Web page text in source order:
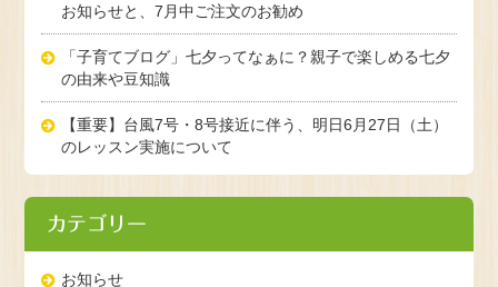
お知らせと、7月中ご注文のお勧め
「子育てブログ」七夕ってなぁに？親子で楽しめる七夕
の由来や豆知識
【重要】台風7号・8号接近に伴う、明日6月27日（土）
のレッスン実施について
カテゴリー
お知らせ